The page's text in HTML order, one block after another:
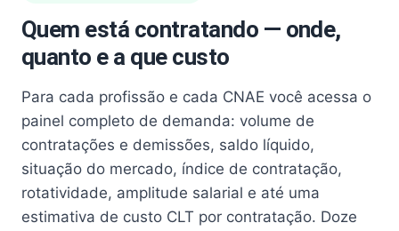
Quem está contratando — onde,
quanto e a que custo
Para cada profissão e cada CNAE você acessa o
painel completo de demanda: volume de
contratações e demissões, saldo líquido,
situação do mercado, índice de contratação,
rotatividade, amplitude salarial e até uma
estimativa de custo CLT por contratação. Doze